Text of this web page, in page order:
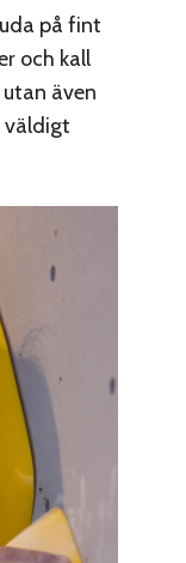
på fint
och kall
även
väldigt